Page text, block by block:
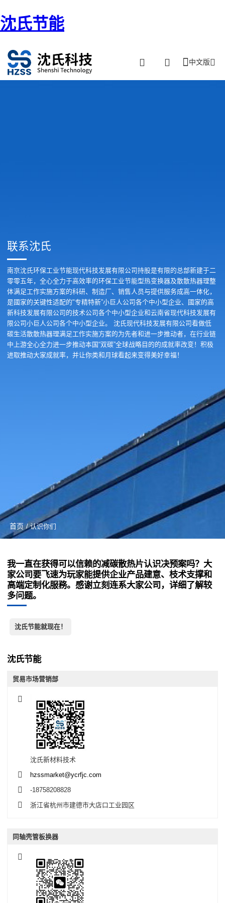
沈氏节能
中文版
联系沈氏
南京沈氏环保工业节能现代科技发展有限公司持股是有限的总部新建于二
零零五年，全心全力于高效率的环保工业节能型热变换器及散散热器理整
体满足工作实施方案的科研、制造厂、销售人员与提供服务成高一体化，
是國家的关键性适配的"专精特新”小巨人公司各个中小型企业、國家的高
新科技发展有限公司的技术公司各个中小型企业和云南省现代科技发展有
限公司小巨人公司各个中小型企业。 沈氏现代科技发展有限公司看做低
碳生活散散热器理满足工作实施方案的为先者和进一步推动者，在行业链
中上游全心全力进一步推动本国“双碳”全球战略目的的成就率改变！积极
进取推动大家成就率，并让你类和月球看起来变得美好幸福！
首页 / 认识你们
我一直在获得可以信赖的减碳散热片认识决预案吗？大
家公司要飞速为玩家能提供企业产品建意、枝术支撑和
高端定制化服務。感谢立刻连系大家公司，详细了解较
多问题。
沈氏节能就现在！
沈氏节能
贸易市场营销部
沈氏新材料技术
hzssmarket@ycrfjc.com
-18758208828
浙江省杭州市建德市大店口工业园区
同轴壳管板换器